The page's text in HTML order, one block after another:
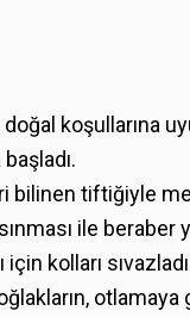
koşullarına
bilinen tiftiğiyle
ile beraber
kolları
otlamaya